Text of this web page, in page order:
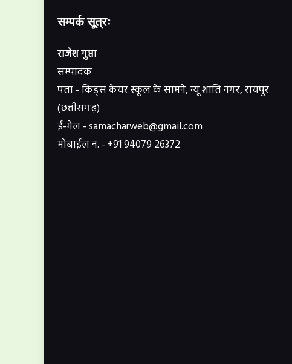
सम्पर्क सूत्रः
राजेश गुप्ता
सम्पादक
पता - किड्स केयर स्कूल के सामने, न्यू शांति नगर, रायपुर
(छत्तीसगढ़)
ई-मेल - samacharweb@gmail.com
मोबाईल न. - +91 94079 26372